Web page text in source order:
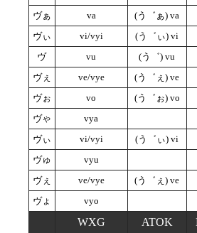
ヴぁ
va
(う゛ぁ) va
ヴぃ
vi/vyi
(う゛ぃ) vi
ヴ
vu
(う゛) vu
ヴぇ
ve/vye
(う゛ぇ) ve
ヴぉ
vo
(う゛ぉ) vo
ヴゃ
vya
ヴぃ
vi/vyi
(う゛ぃ) vi
ヴゅ
vyu
ヴぇ
ve/vye
(う゛ぇ) ve
ヴょ
vyo
WXG ATOK